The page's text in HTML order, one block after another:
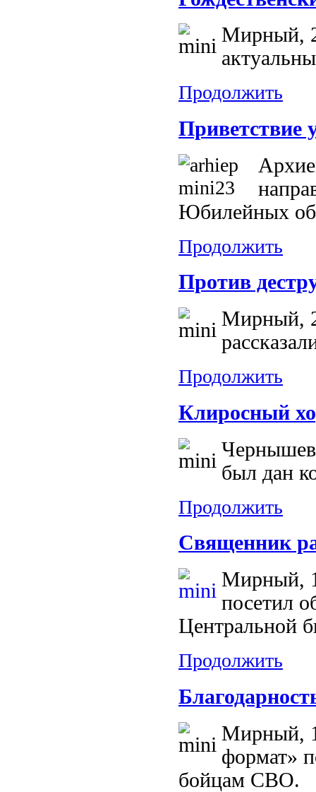
Мирный,
Продолжить
Приветствие
Юбилейных
Продолжить
Против
Мирный,
Продолжить
Клиросный
был дан
Продолжить
Священник
Мирный,
посетил
Центральной
Продолжить
Мирный,
формат»
бойцам СВО.